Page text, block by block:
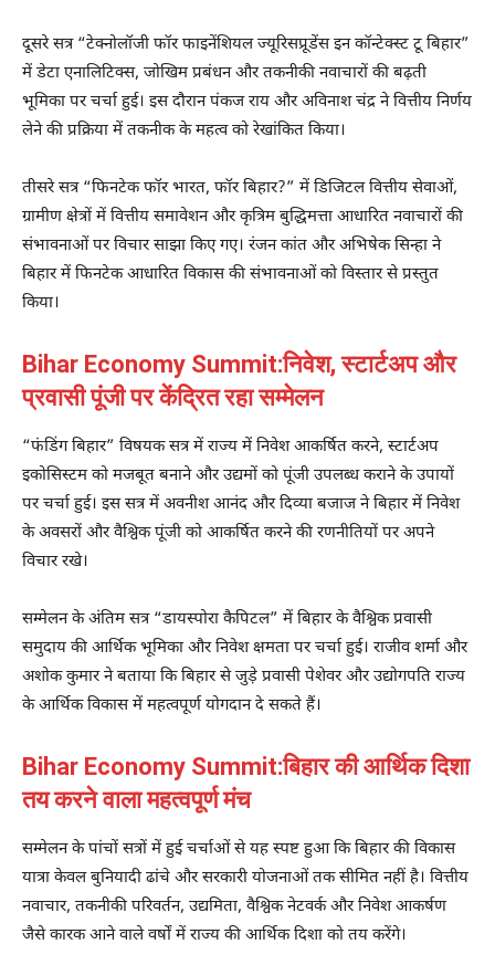
दूसरे सत्र “टेक्नोलॉजी फॉर फाइनेंशियल ज्यूरिसप्रूडेंस इन कॉन्टेक्स्ट टू बिहार”
में डेटा एनालिटिक्स, जोखिम प्रबंधन और तकनीकी नवाचारों की बढ़ती
भूमिका पर चर्चा हुई। इस दौरान पंकज राय और अविनाश चंद्र ने वित्तीय निर्णय
लेने की प्रक्रिया में तकनीक के महत्व को रेखांकित किया।
तीसरे सत्र “फिनटेक फॉर भारत, फॉर बिहार?” में डिजिटल वित्तीय सेवाओं,
ग्रामीण क्षेत्रों में वित्तीय समावेशन और कृत्रिम बुद्धिमत्ता आधारित नवाचारों की
संभावनाओं पर विचार साझा किए गए। रंजन कांत और अभिषेक सिन्हा ने
बिहार में फिनटेक आधारित विकास की संभावनाओं को विस्तार से प्रस्तुत
किया।
Bihar Economy Summit:निवेश, स्टार्टअप और
प्रवासी पूंजी पर केंद्रित रहा सम्मेलन
“फंडिंग बिहार” विषयक सत्र में राज्य में निवेश आकर्षित करने, स्टार्टअप
इकोसिस्टम को मजबूत बनाने और उद्यमों को पूंजी उपलब्ध कराने के उपायों
पर चर्चा हुई। इस सत्र मेंअवनीश आनंद औरदिव्या बजाजने बिहार में निवेश
के अवसरों और वैश्विक पूंजी को आकर्षित करने की रणनीतियों पर अपने
विचार रखे।
सम्मेलन के अंतिम सत्र “डायस्पोरा कैपिटल” में बिहार के वैश्विक प्रवासी
समुदाय की आर्थिक भूमिका और निवेश क्षमता पर चर्चा हुई। राजीव शर्मा और
अशोक कुमार ने बताया कि बिहार से जुड़े प्रवासी पेशेवर और उद्योगपति राज्य
के आर्थिक विकास में महत्वपूर्ण योगदान दे सकते हैं।
Bihar Economy Summit:बिहार की आर्थिक दिशा
तय करने वाला महत्वपूर्ण मंच
सम्मेलन के पांचों सत्रों में हुई चर्चाओं से यह स्पष्ट हुआ कि बिहार की विकास
यात्रा केवल बुनियादी ढांचे और सरकारी योजनाओं तक सीमित नहीं है। वित्तीय
नवाचार, तकनीकी परिवर्तन, उद्यमिता, वैश्विक नेटवर्क और निवेश आकर्षण
जैसे कारक आने वाले वर्षों में राज्य की आर्थिक दिशा को तय करेंगे।